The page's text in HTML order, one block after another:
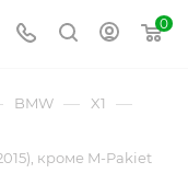
0
BMW — X1 —
кроме M-Pakiet